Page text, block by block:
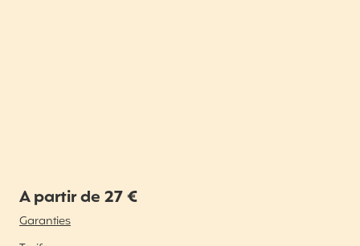
A partir de 27 €
Garanties